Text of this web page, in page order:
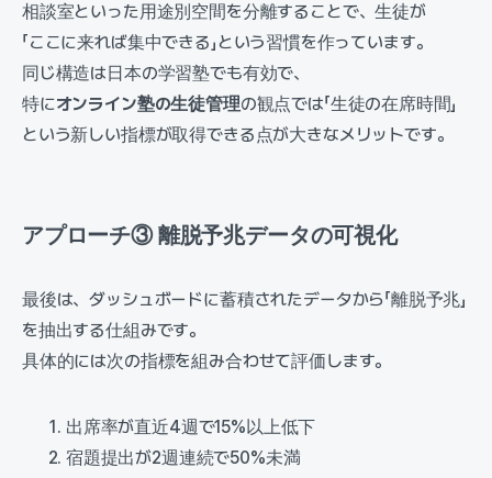
相談室といった用途別空間を分離することで、生徒が
「ここに来れば集中できる」という習慣を作っています。
同じ構造は日本の学習塾でも有効で、
特にオンライン塾の生徒管理の観点では「生徒の在席時間」
という新しい指標が取得できる点が大きなメリットです。
アプローチ③ 離脱予兆データの可視化
最後は、ダッシュボードに蓄積されたデータから「離脱予兆」
を抽出する仕組みです。
具体的には次の指標を組み合わせて評価します。
出席率が直近4週で15%以上低下
宿題提出が2週連続で50%未満